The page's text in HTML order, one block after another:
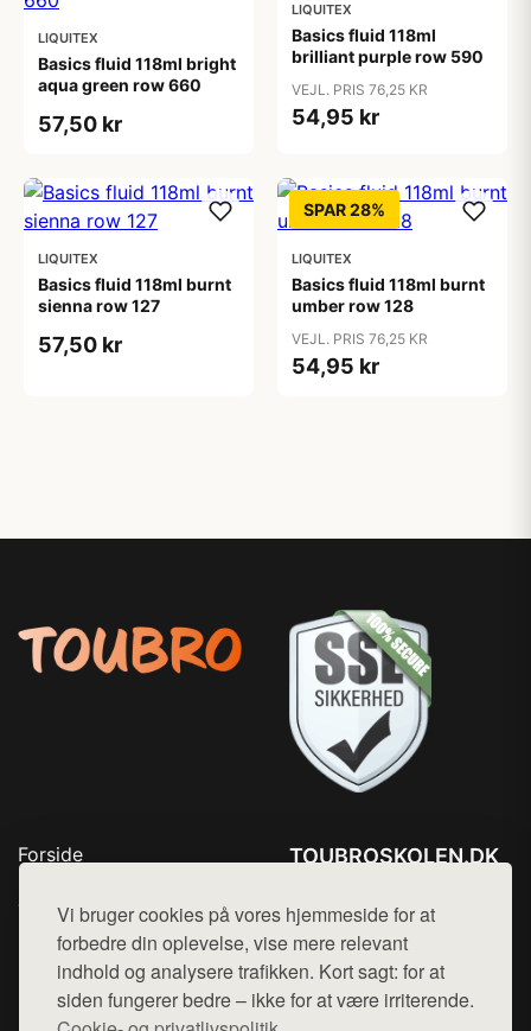
Vi bruger cookies på vores hjemmeside for at
forbedre din oplevelse, vise mere relevant
indhold og analysere trafikken. Kort sagt: for at
siden fungerer bedre – ikke for at være irriterende.
LIQUITEX
Basics fluid 118ml bright
aqua green row 660
57,50 kr
LIQUITEX
Basics fluid 118ml
brilliant purple row 590
VEJL. PRIS 76,25 KR
54,95 kr
LIQUITEX
Basics fluid 118ml burnt
sienna row 127
57,50 kr
SPAR 28%
LIQUITEX
Basics fluid 118ml burnt
umber row 128
VEJL. PRIS 76,25 KR
54,95 kr
Forside
Top Rabatter
Blog
Kontakt
TOUBROSKOLEN.DK
Mail: hej@want.dk
Cookie- og privatlivspolitik